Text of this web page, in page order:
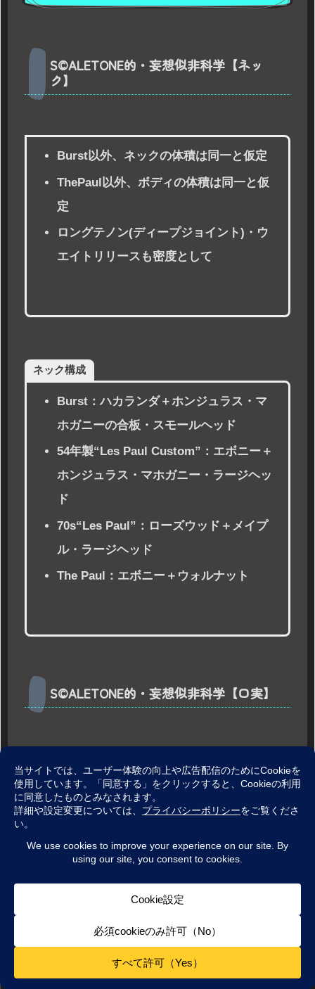
S©ALETONE的・妄想似非科学【ネッ
ク】
Burst以外、ネックの体積は同一と仮定
ThePaul以外、ボディの体積は同一と仮
定
ロングテノン(ディープジョイント)・ウ
エイトリリースも密度として
ネック構成
Burst：ハカランダ＋ホンジュラス・マ
ホガニーの合板・スモールヘッド
54年製“Les Paul Custom”：エボニー＋
ホンジュラス・マホガニー・ラージヘッ
ド
70s“Les Paul”：ローズウッド＋メイプ
ル・ラージヘッド
The Paul：エボニー＋ウォルナット
S©ALETONE的・妄想似非科学【口実】
必要。
枯れた音・煌びやか・柔らかいなどの定義づ
基準となる個体・一定の環境が必要
仮説と方法論の見通しが立ったとしても、現実的
ではない財力と人員が必要です。
メニュー ホーム 検索 トップ サイドバー